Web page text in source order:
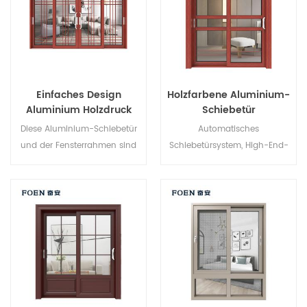
architektonische
Anforderungen.
Einfaches Design
Aluminium Holzdruck
Schlafzimmer
Schiebetür
Diese Aluminium-Schiebetür
und der Fensterrahmen sind
die Diebstahlsicherung sind
hervorragend. Verschiedene
Türtypen für unterschiedliche
architektonische
Anforderungen.
Holzfarbene Aluminium-
Schiebetür
Automatisches
Schiebetürsystem, High-End-